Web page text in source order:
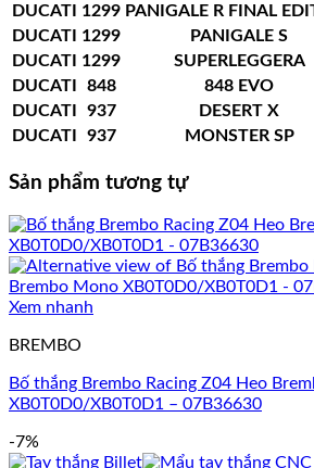
DUCATI
1299 PANIGALE R FINAL
DUCATI
1299 PANIGALE S
DUCATI
1299 SUPERLEGGERA
DUCATI
848 848 EVO
DUCATI
937 DESERT X
DUCATI
937 MONSTER SP
Sản phẩm tương tự
Xem nhanh
BREMBO
Bố thắng Brembo Racing Z04 Heo
XB0T0D0/XB0T0D1 – 07B36630
-7%